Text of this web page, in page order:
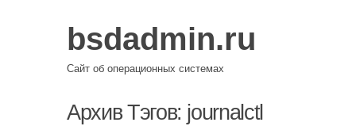
bsdadmin.ru
Сайт об операционных системах
Архив Тэгов: journalctl